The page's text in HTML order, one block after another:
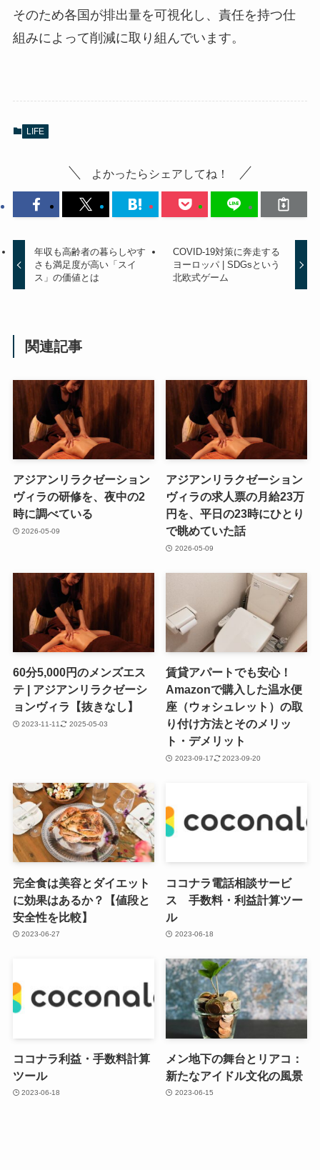
そのため各国が排出量を可視化し、責任を持つ仕
組みによって削減に取り組んでいます。
LIFE
よかったらシェアしてね！
年収も高齢者の暮らしやす
さも満足度が高い「スイ
ス」の価値とは
COVID-19対策に奔走する
ヨーロッパ | SDGsという
北欧式ゲーム
関連記事
アジアンリラクゼーション
ヴィラの研修を、夜中の2
時に調べている
2026-05-09
アジアンリラクゼーション
ヴィラの求人票の月給23万
円を、平日の23時にひとり
で眺めていた話
2026-05-09
60分5,000円のメンズエス
テ | アジアンリラクゼーシ
ョンヴィラ【抜きなし】
2023-11-11 2025-05-03
賃貸アパートでも安心！
Amazonで購入した温水便
座（ウォシュレット）の取
り付け方法とそのメリッ
ト・デメリット
2023-09-17 2023-09-20
完全食は美容とダイエット
に効果はあるか？【値段と
安全性を比較】
2023-06-27
ココナラ電話相談サービ
ス 手数料・利益計算ツー
ル
2023-06-18
ココナラ利益・手数料計算
ツール
2023-06-18
メン地下の舞台とリアコ：
新たなアイドル文化の風景
2023-06-15